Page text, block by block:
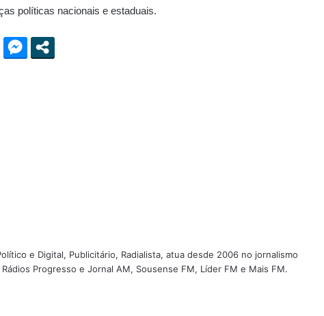
políticas nacionais e estaduais.
e Digital, Publicitário, Radialista, atua desde 2006 no jornalismo
Progresso e Jornal AM, Sousense FM, Líder FM e Mais FM.